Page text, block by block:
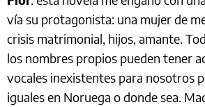
vía su protagonista: una mujer de
crisis matrimonial, hijos, amante.
los nombres propios pueden tener
vocales inexistentes para nosotros
iguales en Noruega o donde sea.